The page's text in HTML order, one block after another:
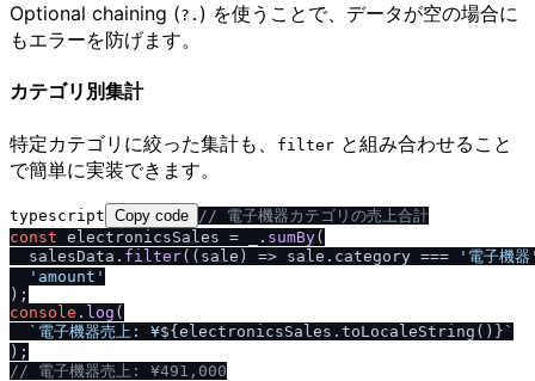
Optional chaining (?. ) を使うことで、データが空の場合に
もエラーを防げます。
カテゴリ別集計
特定カテゴリに絞った集計も、 filter と組み合わせること
で簡単に実装できます。
typescript Copy code / / 電子機器カテゴリの売上合計
const electronicsSales = _. sumBy(
  salesData.
filter( ( sale ) => sale. category ===
'電子機
'amount'
console . log (
`電子機器売上: ¥${electronicsSales.toLocaleString()} `
/ / 電子機器売上: ¥491,000